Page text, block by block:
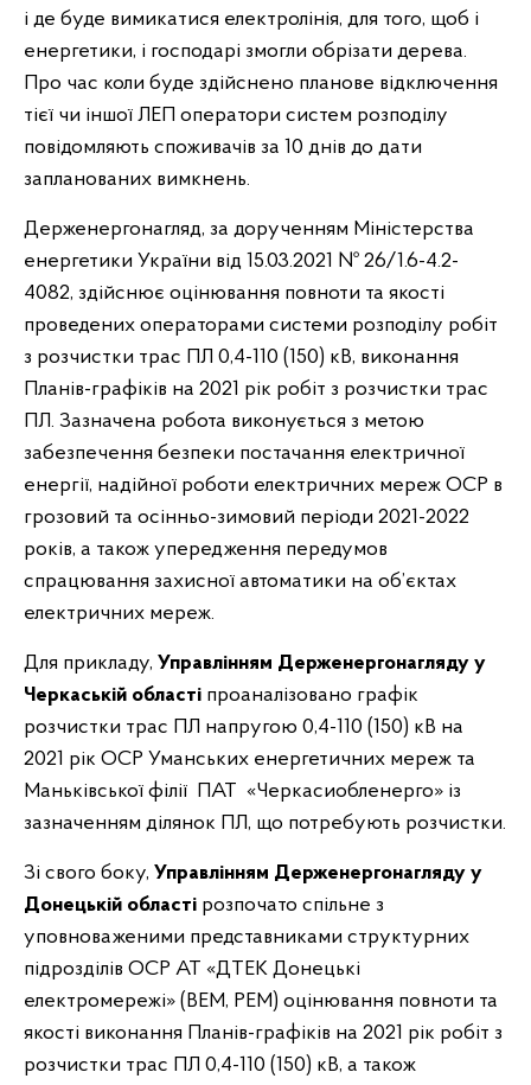
і де буде вимикатися електролінія, для того, щоб і
енергетики, і господарі змогли обрізати дерева.
Про час коли буде здійснено планове відключення
тієї чи іншої ЛЕП оператори систем розподілу
повідомляють споживачів за 10 днів до дати
запланованих вимкнень.
Держенергонагляд, за дорученням Міністерства
енергетики України від 15.03.2021 № 26/1.6-4.2-
4082, здійснює оцінювання повноти та якості
проведених операторами системи розподілу робіт
з розчистки трас ПЛ 0,4-110 (150) кВ, виконання
Планів-графіків на 2021 рік робіт з розчистки трас
ПЛ. Зазначена робота виконується з метою
забезпечення безпеки постачання електричної
енергії, надійної роботи електричних мереж ОСР в
грозовий та осінньо-зимовий періоди 2021-2022
років, а також упередження передумов
спрацювання захисної автоматики на об’єктах
електричних мереж.
Для прикладу, Управлінням Держенергонагляду у
Черкаській області проаналізовано графік
розчистки трас ПЛ напругою 0,4-110 (150) кВ на
2021 рік ОСР Уманських енергетичних мереж та
Маньківської філії ПАТ «Черкасиобленерго» із
зазначенням ділянок ПЛ, що потребують розчистки.
Зі свого боку, Управлінням Держенергонагляду у
Донецькій області розпочато спільне з
уповноваженими представниками структурних
підрозділів ОСР АТ «ДТЕК Донецькі
електромережі» (ВЕМ, РЕМ) оцінювання повноти та
якості виконання Планів-графіків на 2021 рік робіт з
розчистки трас ПЛ 0,4-110 (150) кВ, а також